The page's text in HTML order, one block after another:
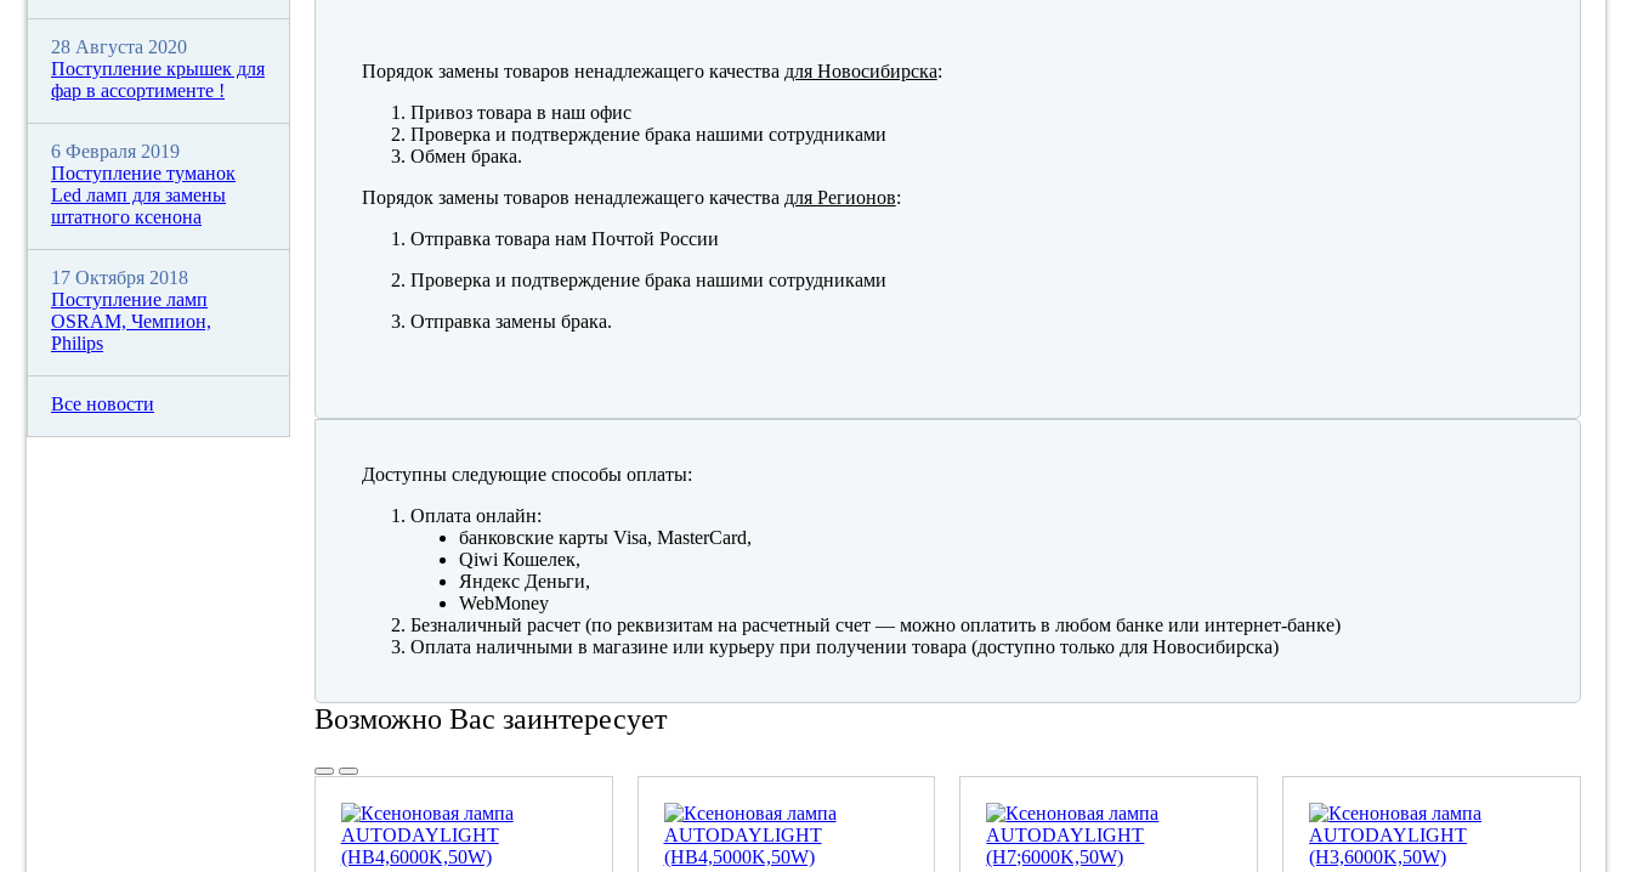
Порядок замены товаров ненадлежащего качества для Новосибирска:
Привоз товара в наш офис
Проверка и подтверждение брака нашими сотрудниками
Обмен брака.
Порядок замены товаров ненадлежащего качества для Регионов:
Отправка товара нам Почтой России
Проверка и подтверждение брака нашими сотрудниками
Отправка замены брака.
Доступны следующие способы оплаты:
Оплата онлайн:
банковские карты Visa, MasterCard,
Qiwi Кошелек,
Яндекс Деньги,
WebMoney
Безналичный расчет (по реквизитам на расчетный счет — можно оплатить в любом банке или интернет-банке)
Оплата наличными в магазине или курьеру при получении товара (доступно только для Новосибирска)
Возможно Вас заинтересует
28 Августа 2020
Поступление крышек для
фар в ассортименте !
6 Февраля 2019
Поступление туманок
Led ламп для замены
штатного ксенона
17 Октября 2018
Поступление ламп
OSRAM, Чемпион,
Philips
Все новости